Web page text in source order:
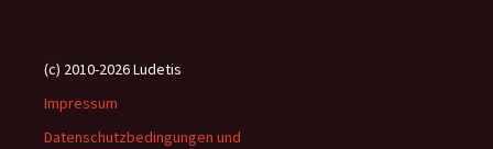
(c) 2010-2026 Ludetis
Impressum
Datenschutzbedingungen und